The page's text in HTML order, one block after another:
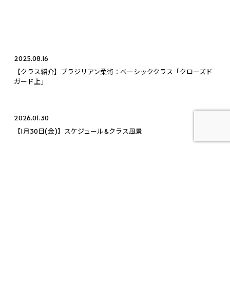
2025.08.16
【クラス紹介】ブラジリアン柔術：ベーシッククラス「クローズド
ガード上」
2026.01.30
【1月30日(金)】スケジュール&クラス風景